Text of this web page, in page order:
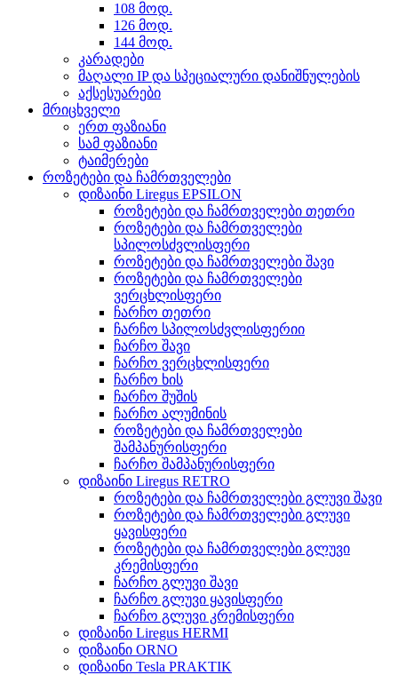
108 მოდ.
126 მოდ.
144 მოდ.
კარადები
მაღალი IP და სპეციალური დანიშნულების
აქსესუარები
მრიცხველი
ერთ ფაზიანი
სამ ფაზიანი
ტაიმერები
როზეტები და ჩამრთველები
დიზაინი Liregus EPSILON
როზეტები და ჩამრთველები თეთრი
როზეტები და ჩამრთველები
სპილოსძვლისფერი
როზეტები და ჩამრთველები შავი
როზეტები და ჩამრთველები
ვერცხლისფერი
ჩარჩო თეთრი
ჩარჩო სპილოსძვლისფერიი
ჩარჩო შავი
ჩარჩო ვერცხლისფერი
ჩარჩო ხის
ჩარჩო შუშის
ჩარჩო ალუმინის
როზეტები და ჩამრთველები
შამპანურისფერი
ჩარჩო შამპანურისფერი
დიზაინი Liregus RETRO
როზეტები და ჩამრთველები გლუვი შავი
როზეტები და ჩამრთველები გლუვი
ყავისფერი
როზეტები და ჩამრთველები გლუვი
კრემისფერი
ჩარჩო გლუვი შავი
ჩარჩო გლუვი ყავისფერი
ჩარჩო გლუვი კრემისფერი
დიზაინი Liregus HERMI
დიზაინი ORNO
დიზაინი Tesla PRAKTIK